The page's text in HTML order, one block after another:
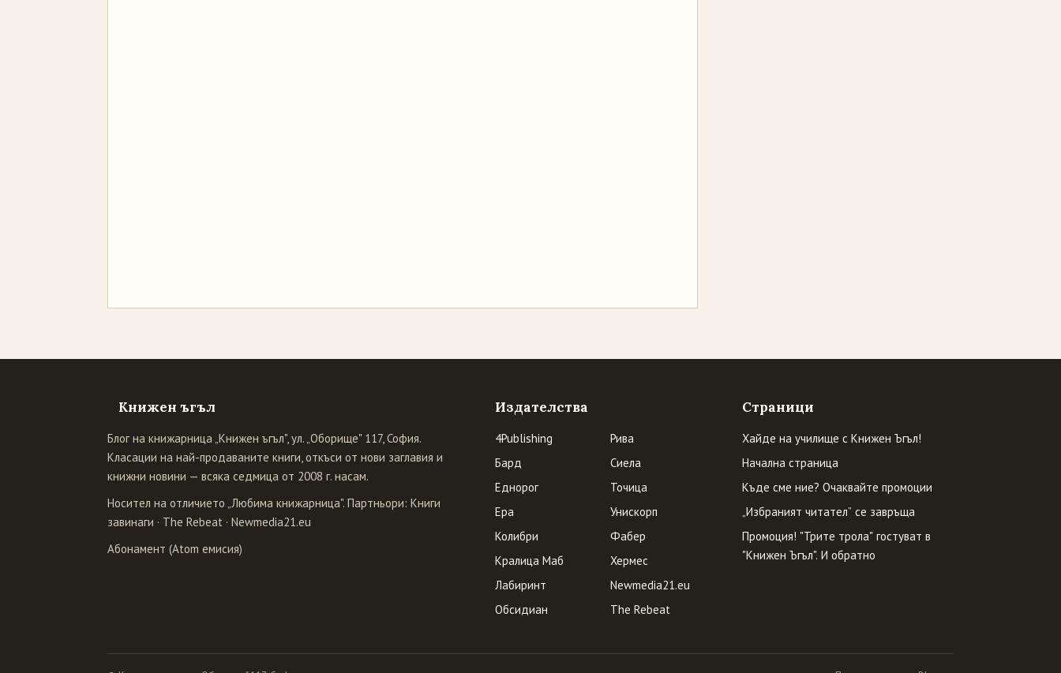
Книжен ъгъл
Блог на книжарница „Книжен ъгъл", ул. „Оборище" 117, София.
Класации на най-продаваните книги, откъси от нови заглавия и
книжни новини — всяка седмица от 2008 г. насам.
Носител на отличието „Любима книжарница". Партньори: Книги
завинаги · The Rebeat · Newmedia21.eu
Абонамент (Atom емисия)
Издателства
4Publishing
Бард
Еднорог
Ера
Колибри
Кралица Маб
Лабиринт
Обсидиан
Рива
Сиела
Точица
Унискорп
Фабер
Хермес
Newmedia21.eu
The Rebeat
Страници
Хайде на училище с Книжен Ъгъл!
Начална страница
Къде сме ние? Очаквайте промоции
„Избраният читател” се завръща
Промоция! "Трите трола" гостуват в
"Книжен Ъгъл". И обратно